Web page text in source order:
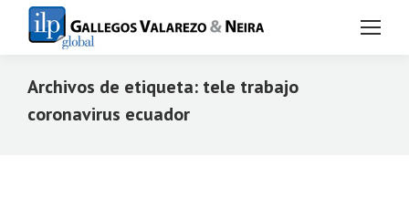
Archivos de etiqueta: tele trabajo
coronavirus ecuador